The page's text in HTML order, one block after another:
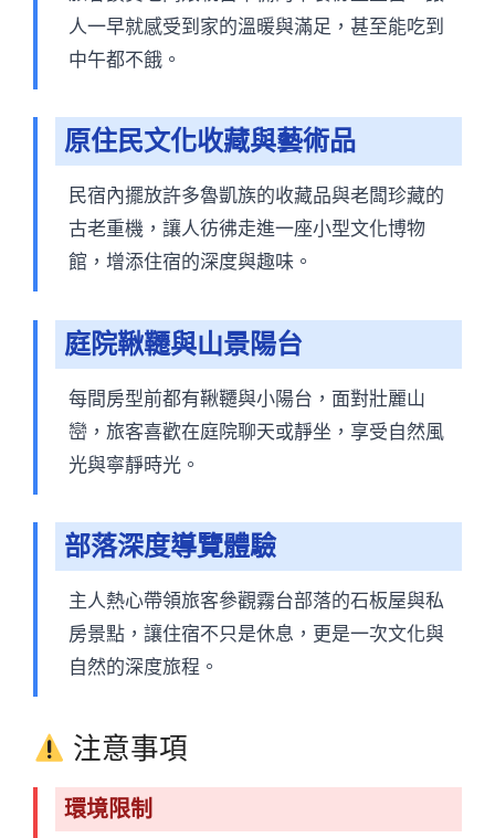
人一早就感受到家的溫暖與滿足，甚至能吃到
中午都不餓。
原住民文化收藏與藝術品
民宿內擺放許多魯凱族的收藏品與老闆珍藏的
古老重機，讓人彷彿走進一座小型文化博物
館，增添住宿的深度與趣味。
庭院鞦韆與山景陽台
每間房型前都有鞦韆與小陽台，面對壯麗山
巒，旅客喜歡在庭院聊天或靜坐，享受自然風
光與寧靜時光。
部落深度導覽體驗
主人熱心帶領旅客參觀霧台部落的石板屋與私
房景點，讓住宿不只是休息，更是一次文化與
自然的深度旅程。
注意事項
環境限制